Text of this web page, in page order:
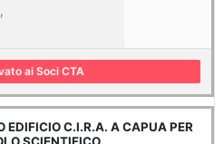
ai Soci CTA
EDIFICIO C.I.R.A. A CAPUA PER
SCIENTIFICO